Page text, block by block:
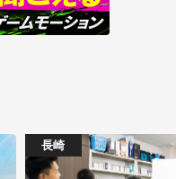
長崎